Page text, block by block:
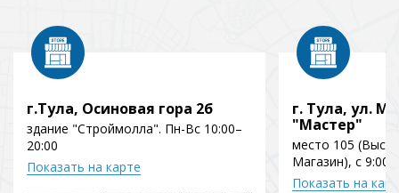
г.Тула, Осиновая гора 2б
здание "Строймолла". Пн-Вс 10:00–
20:00
Показать на карте
г. Тула, ул.
"Мастер"
место 105
Магазин), с 9:00
Показать на